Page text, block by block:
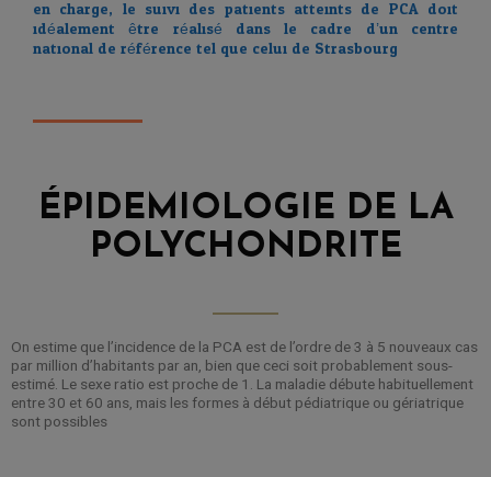
en charge, le suivi des patients atteints de PCA doit
idéalement être réalisé dans le cadre d’un centre
national de référence tel que celui de Strasbourg.
ÉPIDEMIOLOGIE DE LA
POLYCHONDRITE
On estime que l’incidence de la PCA est de l’ordre de 3 à 5 nouveaux cas
par million d’habitants par an, bien que ceci soit probablement sous-
estimé. Le sexe ratio est proche de 1. La maladie débute habituellement
entre 30 et 60 ans, mais les formes à début pédiatrique ou gériatrique
sont possibles